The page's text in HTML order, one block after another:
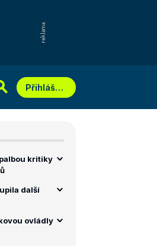
Přihlášení
kritiky
další
ovládly